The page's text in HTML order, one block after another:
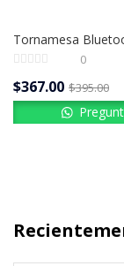
0
$367.00 $395.00